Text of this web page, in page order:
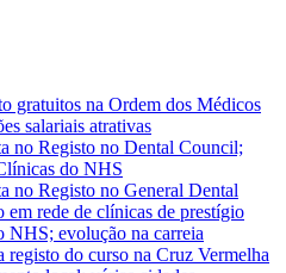
gratuitos na Ordem dos Médicos
salariais atrativas
no Registo no Dental Council;
do NHS
no Registo no General Dental
em rede de clínicas de prestígio
NHS; evolução na carreia
registo do curso na Cruz Vermelha